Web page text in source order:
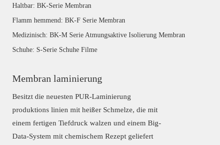
Haltbar: BK-Serie Membran
Flamm hemmend: BK-F Serie Membran
Medizinisch: BK-M Serie Atmungsaktive Isolierung Membran
Schuhe: S-Serie Schuhe Filme
Membran laminierung
Besitzt die neuesten PUR-Laminierung
produktions linien mit heißer Schmelze, die mit
einem fertigen Tiefdruck walzen und einem Big-
Data-System mit chemischem Rezept geliefert